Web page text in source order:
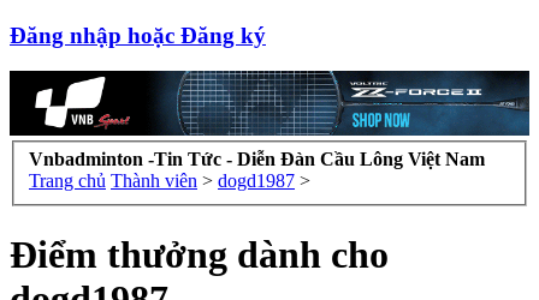
Đăng nhập hoặc Đăng ký
Vnbadminton -Tin Tức - Diễn Đàn Cầu Lông Việt Nam
Trang chủ Thành viên > dogd1987 >
Điểm thưởng dành cho